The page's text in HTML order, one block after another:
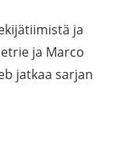
ja
ja Marco
jatkaa sarjan